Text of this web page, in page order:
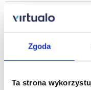
Zgoda
Ta strona